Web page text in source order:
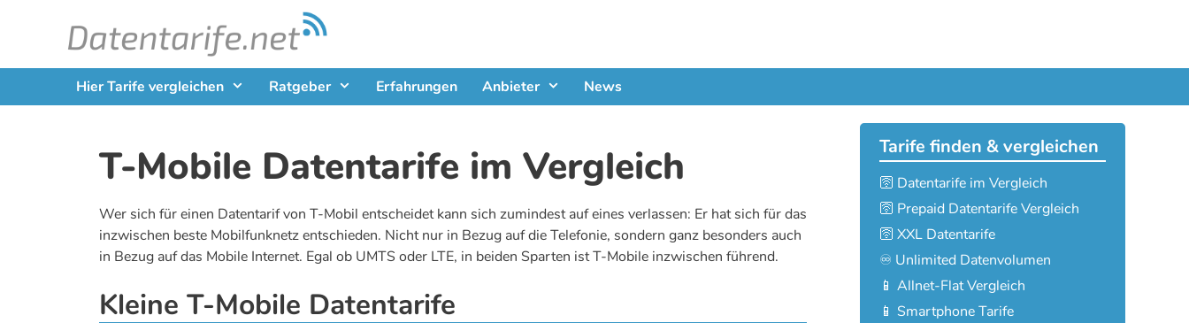
Hier Tarife vergleichen
Ratgeber Erfahrungen Anbieter News
T-Mobile Datentarife im Vergleich
Wer sich für einen Datentarif von T-Mobil entscheidet kann sich zumindest auf eines verlassen: Er hat sich für das
inzwischen beste Mobilfunknetz entschieden. Nicht nur in Bezug auf die Telefonie, sondern ganz besonders auch
in Bezug auf das Mobile Internet. Egal ob UMTS oder LTE, in beiden Sparten ist T-Mobile inzwischen führend.
Kleine T-Mobile Datentarife
Tarife finden & vergleichen
🛜 Datentarife im Vergleich
🛜 Prepaid Datentarife Vergleich
🛜 XXL Datentarife
♾️ Unlimited Datenvolumen
📱 Allnet-Flat Vergleich
📱 Smartphone Tarife